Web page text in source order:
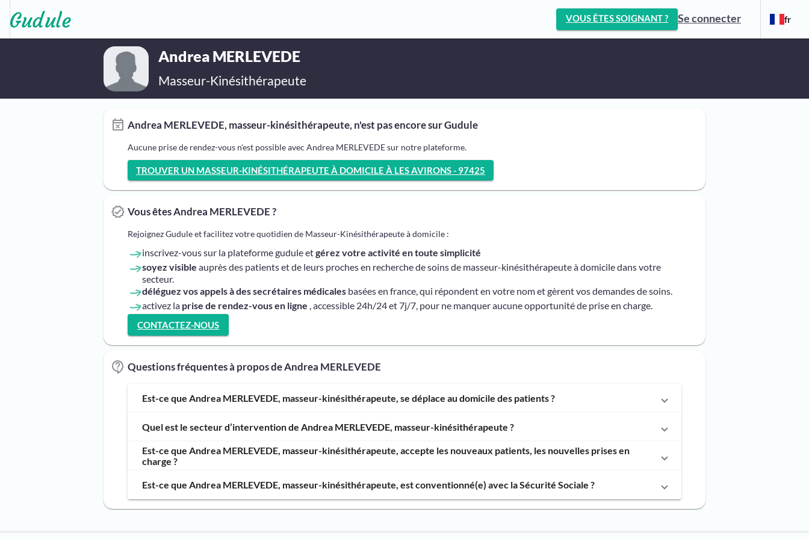
VOUS ÊTES SOIGNANT ? Se connecter fr
Andrea MERLEVEDE
Masseur-Kinésithérapeute
Andrea MERLEVEDE, masseur-kinésithérapeute, n'est pas encore sur Gudule
Aucune prise de rendez-vous n'est possible avec Andrea MERLEVEDE sur notre plateforme.
TROUVER UN MASSEUR-KINÉSITHÉRAPEUTE À DOMICILE À LES AVIRONS - 97425
Vous êtes Andrea MERLEVEDE ?
Rejoignez Gudule et facilitez votre quotidien de Masseur-Kinésithérapeute à domicile :
inscrivez-vous sur la plateforme gudule etgérez votre activité en toute simplicité
soyez visible auprès des patients et de leurs proches en recherche de soins de masseur-kinésithérapeute à domicile dans votre
secteur.
déléguez vos appels à des secrétaires médicales basées en france, qui répondent en votre nom et gèrent vos demandes de soins.
activez la prise de rendez-vous en ligne , accessible 24h/24 et 7j/7, pour ne manquer aucune opportunité de prise en charge.
CONTACTEZ-NOUS
Questions fréquentes à propos de Andrea MERLEVEDE
Est-ce que Andrea MERLEVEDE, masseur-kinésithérapeute, se déplace au domicile des patients ?
Quel est le secteur d’intervention de Andrea MERLEVEDE, masseur-kinésithérapeute ?
Est-ce que Andrea MERLEVEDE, masseur-kinésithérapeute, accepte les nouveaux patients, les nouvelles prises en
charge ?
Est-ce que Andrea MERLEVEDE, masseur-kinésithérapeute, est conventionné(e) avec la Sécurité Sociale ?